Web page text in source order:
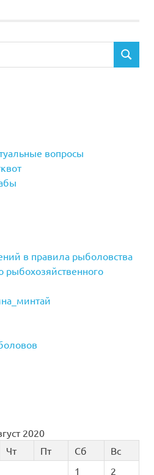
вопросы
в правила рыболовства
рыбохозяйственного
2020
Чт Пт Сб
Вс
1
2